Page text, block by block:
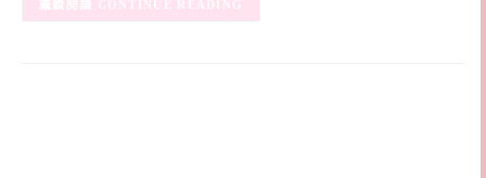
CONTINUE READING